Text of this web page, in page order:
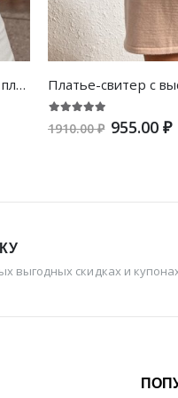
Свитер однотонный со спущенным плечом
1910.00 ₽ 955.00 ₽
выгодных скидках и